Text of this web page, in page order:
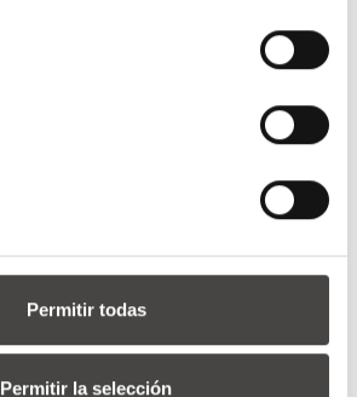
Permitir todas
Permitir la selección